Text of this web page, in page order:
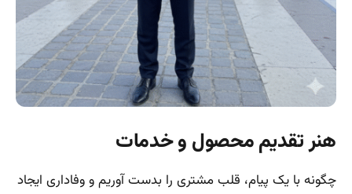
هنر تقدیم محصول و خدمات
چگونه با یک پیام، قلب مشتری را بدست آوریم و وفاداری ایجاد